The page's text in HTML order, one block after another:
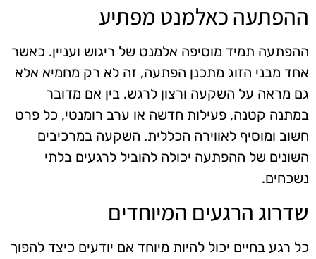
ההפתעה כאלמנט מפתיע
ההפתעה תמיד מוסיפה אלמנט של ריגוש ועניין. כאשר
אחד מבני הזוג מתכנן הפתעה, זה לא רק מחמיא אלא
גם מראה על השקעה ורצון לרגש. בין אם מדובר
במתנה קטנה, פעילות חדשה או ערב רומנטי, כל פרט
חשוב ומוסיף לאווירה הכללית. השקעה במרכיבים
השונים של ההפתעה יכולה להוביל לרגעים בלתי
נשכחים.
שדרוג הרגעים המיוחדים
כל רגע בחיים יכול להיות מיוחד אם יודעים כיצד להפוך